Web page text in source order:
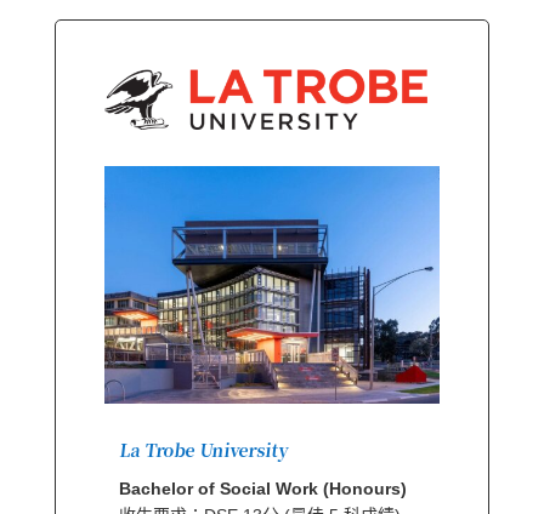
La Trobe University
Bachelor of Social Work (Honours)